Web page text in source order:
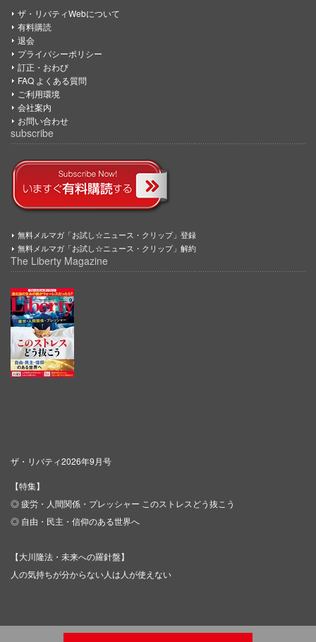
ザ・リバティWebについて
有料購読
退会
プライバシーポリシー
訂正・おわび
FAQ よくある質問
ご利用環境
会社案内
お問い合わせ
subscribe
無料メルマガ「お試し☆ニュース・クリップ」登録
無料メルマガ「お試し☆ニュース・クリップ」解約
The Liberty Magazine
ザ・リバティ2026年9月号
【特集】
◎ 疲労・人間関係・プレッシャー このストレスどう抜こう
◎ 自由・民主・信仰のある世界へ
【大川隆法・未来への羅針盤】
人の気持ちが分からない人は人が使えない